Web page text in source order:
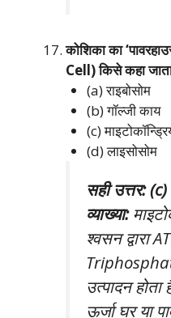
कोशिका का
Cell) किसे कहा
(a) राइबोसोम
(b) गॉल्जी काय
(c)
(d) लाइसोसोम
सही उत्तर: (c)
व्याख्या:
श्वसन द्वारा
उत्पादन
ऊर्जा घर या